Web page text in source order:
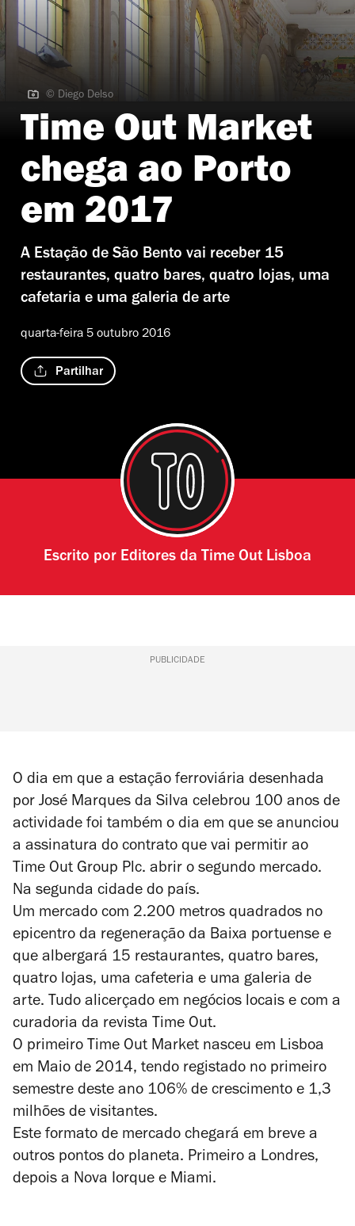
© Diego Delso
© Diego Delso
Time Out Market
chega ao Porto
em 2017
A Estação de São Bento vai receber 15
restaurantes, quatro bares, quatro lojas, uma
cafetaria e uma galeria de arte
quarta-feira 5 outubro 2016
Partilhar
Escrito por Editores da Time Out Lisboa
PUBLICIDADE
O dia em que a estação ferroviária desenhada
por José Marques da Silva celebrou 100 anos de
actividade foi também o dia em que se anunciou
a assinatura do contrato que vai permitir ao
Time Out Group Plc. abrir o segundo mercado.
Na segunda cidade do país.
Um mercado com 2.200 metros quadrados no
epicentro da regeneração da Baixa portuense e
que albergará 15 restaurantes, quatro bares,
quatro lojas, uma cafeteria e uma galeria de
arte. Tudo alicerçado em negócios locais e com a
curadoria da revista Time Out.
O primeiro Time Out Market nasceu em Lisboa
em Maio de 2014, tendo registado no primeiro
semestre deste ano 106% de crescimento e 1,3
milhões de visitantes.
Este formato de mercado chegará em breve a
outros pontos do planeta. Primeiro a Londres,
depois a Nova Iorque e Miami.